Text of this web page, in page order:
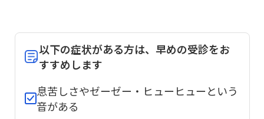
以下の症状がある方は、早めの受診をお
すすめします
息苦しさやゼーゼー・ヒューヒューという
音がある